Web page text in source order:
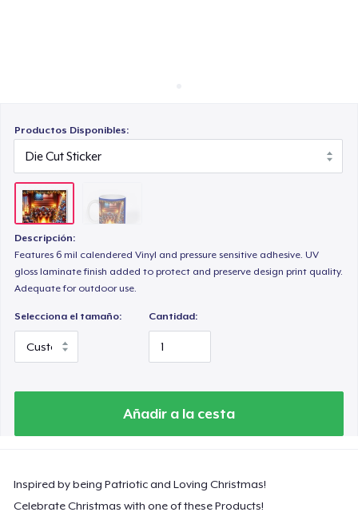
Productos Disponibles:
Descripción:
Features 6 mil calendered Vinyl and pressure sensitive adhesive. UV
gloss laminate finish added to protect and preserve design print quality.
Adequate for outdoor use.
Selecciona el tamaño: Cantidad:
Añadir a la cesta
Inspired by being Patriotic and Loving Christmas!
Celebrate Christmas with one of these Products!